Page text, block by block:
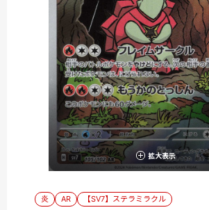
拡大表示
炎 AR 【SV7】ステラミラクル